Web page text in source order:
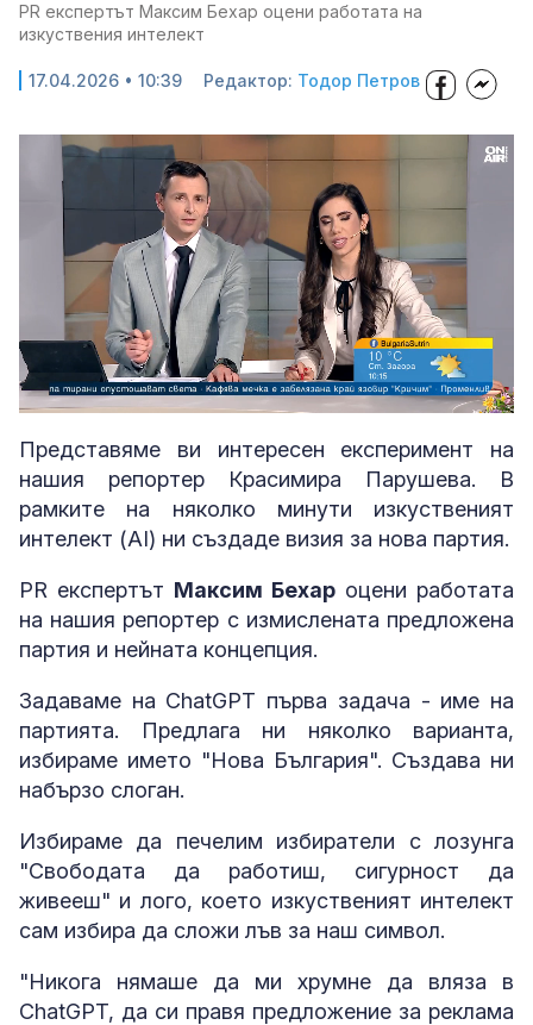
PR експертът Максим Бехар оцени работата на
изкуствения интелект
17.04.2026 • 10:39 Редактор: Тодор Петров
Unmute Loaded:
15.55%
Представяме ви интересен експеримент на
нашия репортер Красимира Парушева. В
рамките на няколко минути изкуственият
интелект (AI) ни създаде визия за нова партия.
PR експертът Максим Бехар оцени работата
на нашия репортер с измислената предложена
партия и нейната концепция.
Задаваме на ChatGPT първа задача - име на
партията. Предлага ни няколко варианта,
избираме името "Нова България". Създава ни
набързо слоган.
Избираме да печелим избиратели с лозунга
"Свободата да работиш, сигурност да
живееш" и лого, което изкуственият интелект
сам избира да сложи лъв за наш символ.
"Никога нямаше да ми хрумне да вляза в
ChatGPT, да си правя предложение за реклама